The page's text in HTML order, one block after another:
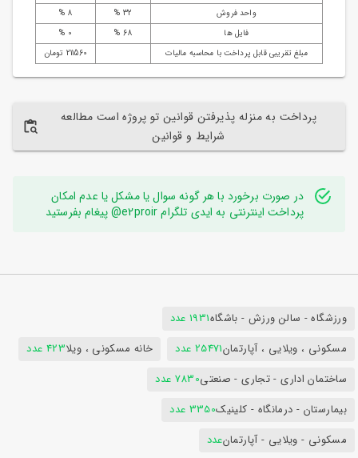
واحد فروش
32 %
8 %
فایل ها
68 %
0 %
مبلغ تقریبی قابل پرداخت با محاسبه مالیات
211560 تومان
پرداخت به منزله پذیرفتن قوانین تو پروژه است مطالعه
شرایط و قوانین
در صورت برخورد با هر گونه سوال یا مشکل یا عدم امکان
پرداخت اینترنتی به ایدی تلگرام e2proir@ پیغام بفرستید
ورزشگاه - سالن ورزش - باشگاه1931 عدد
مسکونی ، ویلایی ، آپارتمان25471 عدد خانه مسکونی ، ویلا423 عدد
ساختمان اداری - تجاری - صنعتی7830 عدد
بیمارستان - درمانگاه - کلینیک3350 عدد
مسکونی - ویلایی - آپارتمانعدد